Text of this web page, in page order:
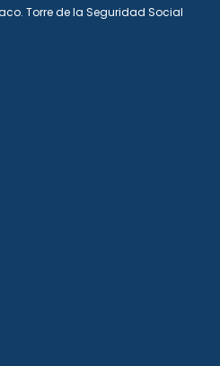
Torre de la Seguridad Social